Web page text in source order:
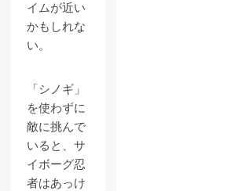
イムが近い
かもしれな
い。
「シノギ」
を使わずに
敵に挑んで
いると、サ
イボーグ忍
者はあっけ